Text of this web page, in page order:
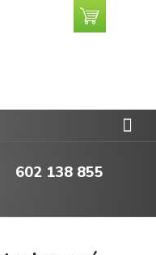
602 138 855
Nákupní
košík